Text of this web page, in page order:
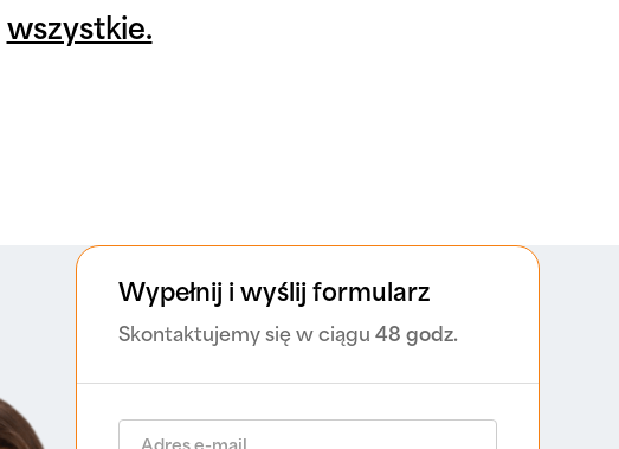
wszystkie.
Wypełnij i wyślij formularz
Skontaktujemy się w ciągu 48 godz.